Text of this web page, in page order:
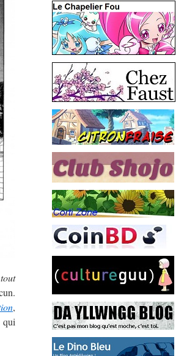
,
qui